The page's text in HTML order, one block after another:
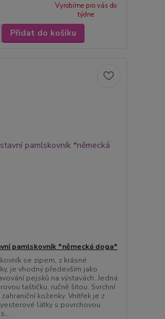
Vyrobíme pro vás do
týdne
Přidat do košíku
pamlskovník *německá doga*
se zipem, z krásné
je vhodný především jako
pejsků na výstavách. Jedná
taštičku, ručně šitou. Svrchní
koženky. Vnitřek je z
látky s povrchovou